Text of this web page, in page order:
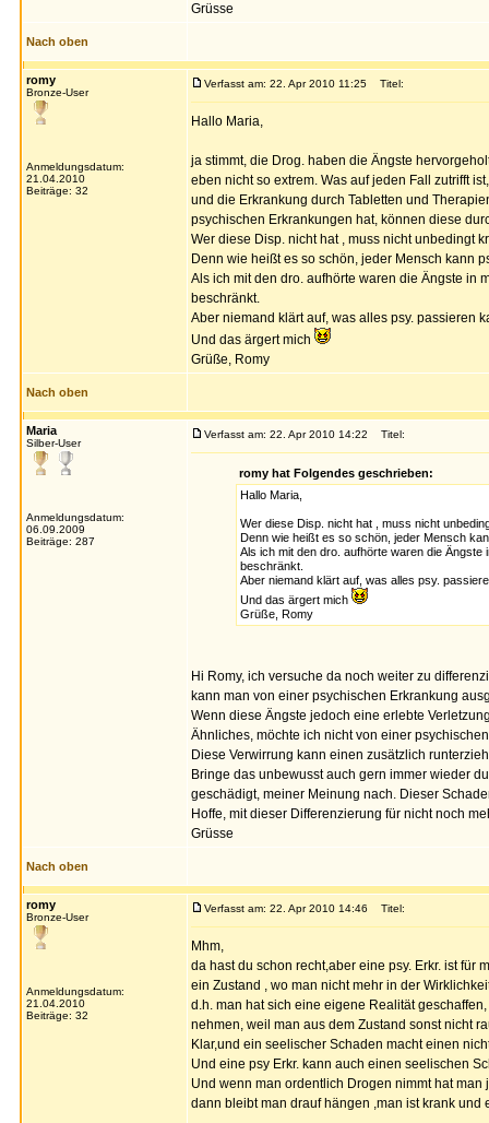
Grüsse
Nach oben
romy
Bronze-User
Anmeldungsdatum:
21.04.2010
Beiträge: 32
Verfasst am: 22. Apr 2010 11:25 Titel:
Hallo Maria,
ja stimmt, die Drog. haben die Ängste
eben nicht so extrem. Was auf jeden Fall zutrifft
und die Erkrankung durch Tabletten und
psychischen Erkrankungen hat, können diese
Wer diese Disp. nicht hat , muss nicht unbedingt
Denn wie heißt es so schön, jeder Mensch kann
Als ich mit den dro. aufhörte waren die Ängste in
beschränkt.
Aber niemand klärt auf, was alles psy. passieren
Und das ärgert mich
Grüße, Romy
Nach oben
Maria
Silber-User
Anmeldungsdatum:
06.09.2009
Beiträge: 287
Verfasst am: 22. Apr 2010 14:22 Titel:
romy hat Folgendes geschrieben:
Hallo Maria,
Wer diese Disp. nicht hat , muss nicht
Denn wie heißt es so schön, jeder Mensch
Als ich mit den dro. aufhörte waren die
beschränkt.
Aber niemand klärt auf, was alles psy.
Und das ärgert mich
Grüße, Romy
Hi Romy, ich versuche da noch weiter zu
kann man von einer psychischen Erkrankung
Wenn diese Ängste jedoch eine erlebte
Ähnliches, möchte ich nicht von einer
Diese Verwirrung kann einen zusätzlich
Bringe das unbewusst auch gern immer wieder
geschädigt, meiner Meinung nach. Dieser
Hoffe, mit dieser Differenzierung für nicht noch
Grüsse
Nach oben
romy
Bronze-User
Anmeldungsdatum:
21.04.2010
Beiträge: 32
Verfasst am: 22. Apr 2010 14:46 Titel:
Mhm,
da hast du schon recht,aber eine psy. Erkr. ist für
ein Zustand , wo man nicht mehr in der
d.h. man hat sich eine eigene Realität
nehmen, weil man aus dem Zustand sonst nicht
Klar,und ein seelischer Schaden macht einen
Und eine psy Erkr. kann auch einen seelischen
Und wenn man ordentlich Drogen nimmt hat
dann bleibt man drauf hängen ,man ist krank